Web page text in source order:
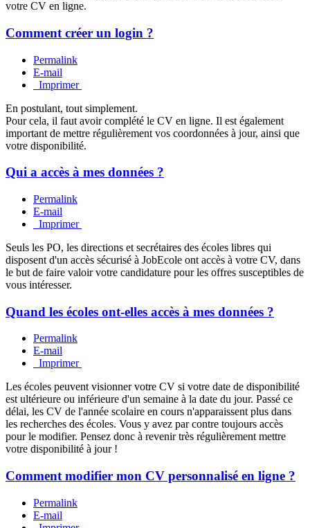
votre CV en ligne.
Comment créer un login ?
Permalink
E-mail
Imprimer
En postulant, tout simplement.
Pour cela, il faut avoir complété le CV en ligne. Il est également
important de mettre régulièrement vos coordonnées à jour, ainsi que
votre disponibilité.
Qui a accès à mes données ?
Permalink
E-mail
Imprimer
Seuls les PO, les directions et secrétaires des écoles libres qui
disposent d'un accès sécurisé à JobEcole ont accès à votre CV, dans
le but de faire valoir votre candidature pour les offres susceptibles de
vous intéresser.
Quand les écoles ont-elles accès à mes données ?
Permalink
E-mail
Imprimer
Les écoles peuvent visionner votre CV si votre date de disponibilité
est ultérieure ou inférieure d'un semaine à la date du jour. Passé ce
délai, les CV de l'année scolaire en cours n'apparaissent plus dans
les recherches des écoles. Vous y avez par contre toujours accès
pour le modifier. Pensez donc à revenir très régulièrement mettre
votre disponibilité à jour !
Comment modifier mon CV personnalisé en ligne ?
Permalink
E-mail